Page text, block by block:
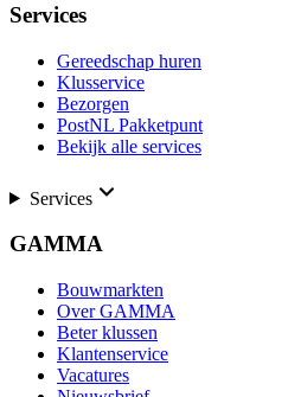
Services
Gereedschap huren
Klusservice
Bezorgen
PostNL Pakketpunt
Bekijk alle services
Services
GAMMA
Bouwmarkten
Over GAMMA
Beter klussen
Klantenservice
Vacatures